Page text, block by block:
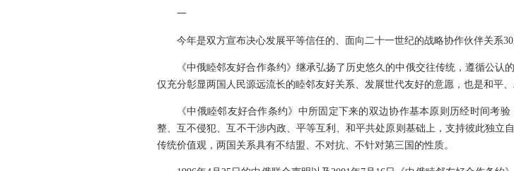
一
今年是双方宣布决心发展平等信任的、面向二十一世纪的战略协作伙伴关系
《中俄睦邻友好合作条约》继承弘扬了历史悠久的中俄交往传统，遵循公
仅充分彰显两国人民源远流长的睦邻友好关系、发展世代友好的意愿，也是和平
《中俄睦邻友好合作条约》中所固定下来的双边协作基本原则历经时间考
整、互不侵犯、互不干涉内政、平等互利、和平共处原则基础上，支持彼此独立
传统价值观，两国关系具有不结盟、不对抗、不针对第三国的性质。